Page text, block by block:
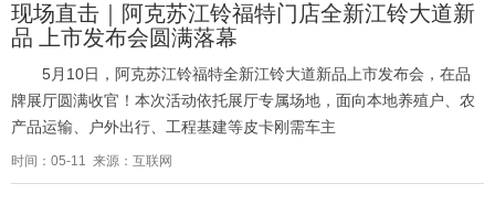
现场直击｜阿克苏江铃福特门店全新江铃大道新
品 上市发布会圆满落幕
5月10日，阿克苏江铃福特全新江铃大道新品上市发布会，在品
牌展厅圆满收官！本次活动依托展厅专属场地，面向本地养殖户、农
产品运输、户外出行、工程基建等皮卡刚需车主
时间：05-11 来源：互联网